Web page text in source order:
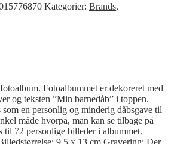
Kategorier: Brands,
Fotoalbummet er dekoreret med
og teksten ”Min barnedåb” i toppen.
en personlig og minderig dåbsgave til
måde hvorpå, man kan se tilbage på
til 72 personlige billeder i albummet.
9,5 x 13 cm Gravering: Der